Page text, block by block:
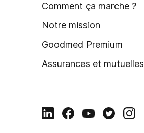
Comment ça marche ?
Notre mission
Goodmed Premium
Assurances et mutuelles